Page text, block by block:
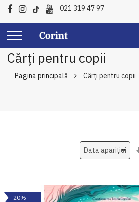
021 319 47 97
Cărți pentru copii
Pagina principală Cărți pentru copii
-20%